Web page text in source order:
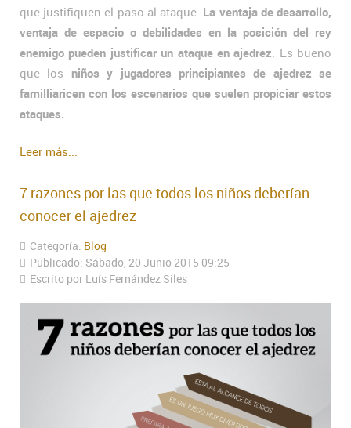
que justifiquen el paso al ataque. La ventaja de desarrollo,
ventaja de espacio o debilidades en la posición del rey
enemigo pueden justificar un ataque en ajedrez . Es bueno
que los niños y jugadores principiantes de ajedrez se
familliaricen con los escenarios que suelen propiciar estos
ataques.
Leer más...
7 razones por las que todos los niños deberían
conocer el ajedrez
Categoría: Blog
Publicado: Sábado, 20 Junio 2015 09:25
Escrito por Luís Fernández Siles